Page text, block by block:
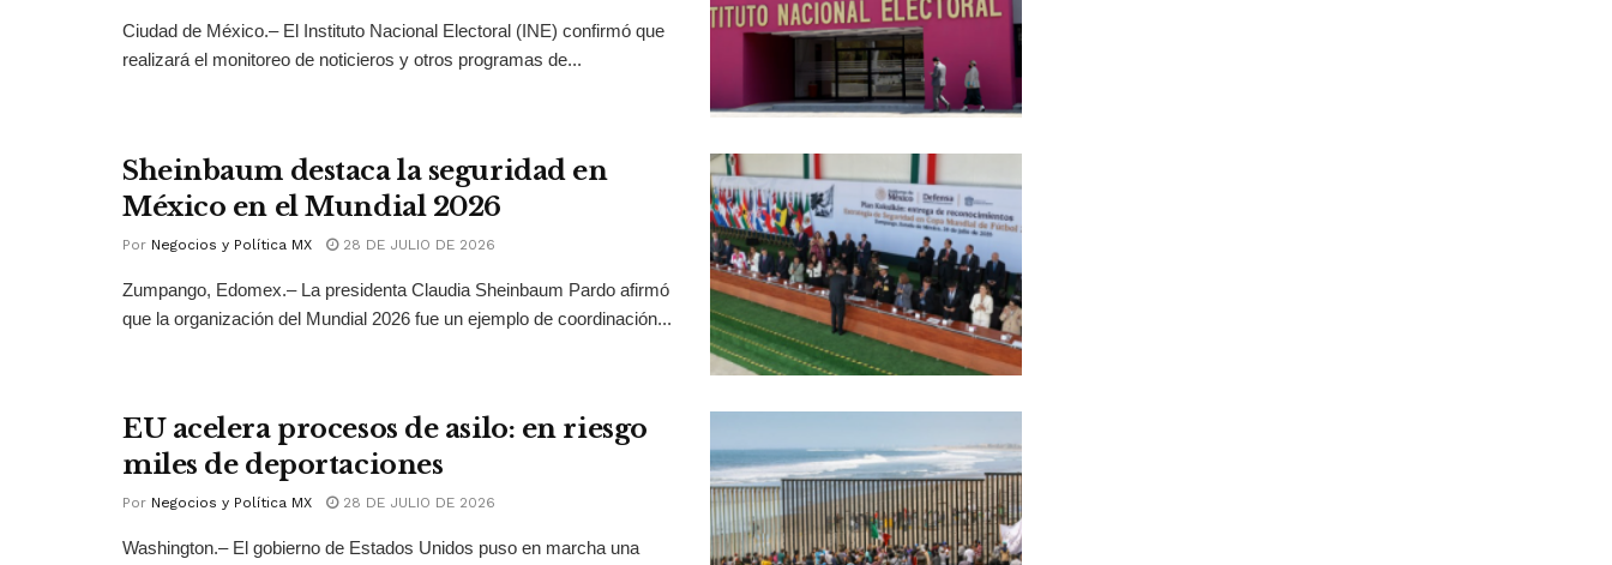
Ciudad de México.– El Instituto Nacional Electoral (INE) confirmó que
realizará el monitoreo de noticieros y otros programas de...
Sheinbaum destaca la seguridad en
México en el Mundial 2026
Por Negocios y Política MX 28 DE JULIO DE 2026
Zumpango, Edomex.– La presidenta Claudia Sheinbaum Pardo afirmó
que la organización del Mundial 2026 fue un ejemplo de coordinación...
EU acelera procesos de asilo: en riesgo
miles de deportaciones
Por Negocios y Política MX 28 DE JULIO DE 2026
Washington.– El gobierno de Estados Unidos puso en marcha una